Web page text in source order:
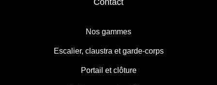
Contact
Nos gammes
Escalier, claustra et garde-corps
Portail et clôture